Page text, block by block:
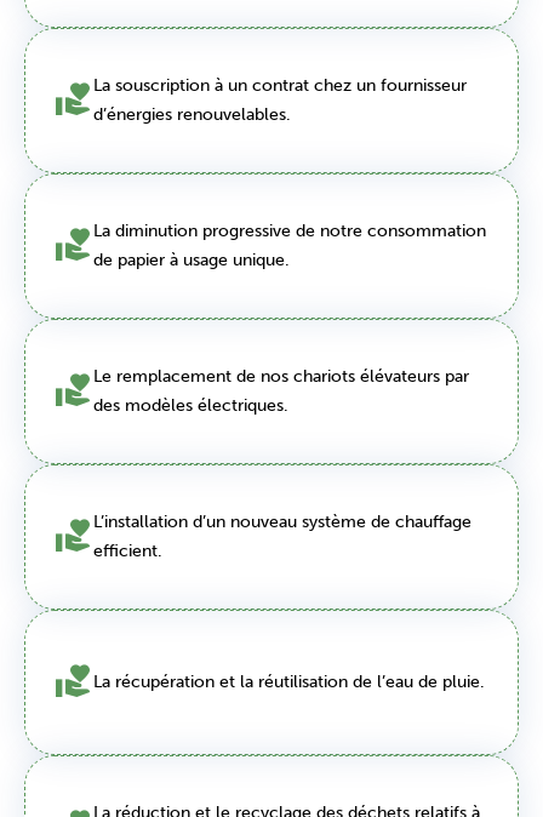
La souscription à un contrat chez un fournisseur
d’énergies renouvelables.
La diminution progressive de notre consommation
de papier à usage unique.
Le remplacement de nos chariots élévateurs par
des modèles électriques.
L’installation d’un nouveau système de chauffage
efficient.
La récupération et la réutilisation de l’eau de pluie.
La réduction et le recyclage des déchets relatifs à